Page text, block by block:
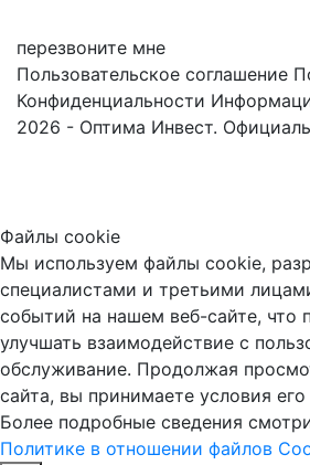
перезвоните мне
Пользовательское соглашение
Конфиденциальности
2026 - Оптима Инвест.
Файлы cookie
Мы используем файлы cookie,
специалистами и третьими
событий на нашем веб-сайте, что
улучшать взаимодействие с
обслуживание. Продолжая
сайта, вы принимаете условия его
Более подробные сведения
Политике в отношении файлов